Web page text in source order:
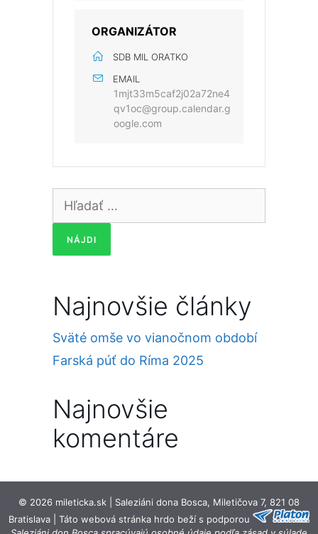
ORGANIZÁTOR
SDB MIL ORATKO
EMAIL
1mjt33m5caf2j02a72ne4
qv1oc@group.calendar.g
oogle.com
Hľadať:
Najnovšie články
Sväté omše vo vianočnom období
Farská púť do Ríma 2025
Najnovšie
komentáre
© 2026 mileticka.sk | Saleziáni dona Bosca, Miletičova 7, 821 08
Bratislava | Táto webová stránka hrdo beží s podporou